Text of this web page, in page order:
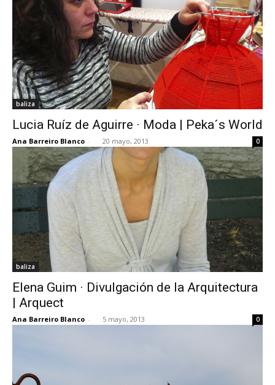
baliza
Lucia Ruíz de Aguirre · Moda | Peka´s World
Ana Barreiro Blanco - 20 mayo, 2013 0
baliza
Elena Guim · Divulgación de la Arquitectura
| Arquect
Ana Barreiro Blanco - 5 mayo, 2013 0